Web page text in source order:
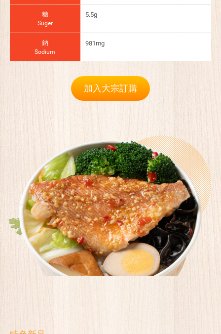
糖
Suger
5.5g
鈉
Sodium
981mg
加入大宗訂購